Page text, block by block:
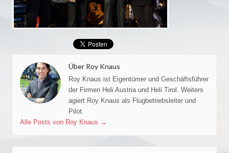
Über Roy Knaus
Roy Knaus ist Eigentümer und Geschäftsführer
der Firmen Heli Austria und Heli Tirol. Weiters
agiert Roy Knaus als Flugbetriebsleiter und
Pilot.
Alle Posts von Roy Knaus →